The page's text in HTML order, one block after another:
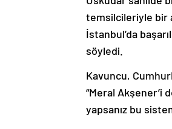
temsilcileriyle bir
İstanbul’da
söyledi.
“Meral Akşener’i
yapsanız bu